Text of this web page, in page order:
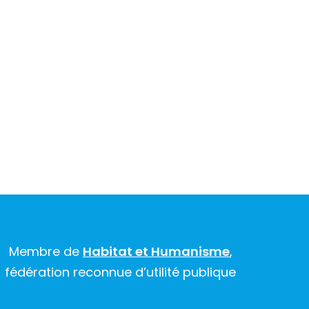
Membre de Habitat et Humanisme,
fédération reconnue d’utilité publique